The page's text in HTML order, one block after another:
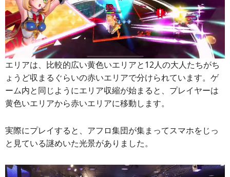
エリアは、比較的広い黄色いエリアと12人の大人たちがち
ょうど収まるぐらいの赤いエリアで分けられています。ゲ
ーム内と同じようにエリア収縮が始まると、プレイヤーは
黄色いエリアから赤いエリアに移動します。
実際にプレイすると、アフロ集団が集まってスマホをじっ
と見ている謎めいた光景がありました。